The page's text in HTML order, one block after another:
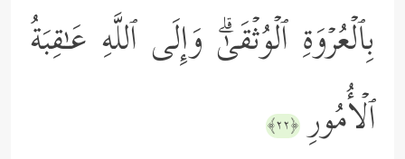
بِٱلۡعُرۡوَةِ ٱلۡوُثۡقَىٰۗ وَإِلَى ٱللَّهِ عَـٰقِبَةُ
ٱلۡأُمُورِ ﴿٢٢﴾